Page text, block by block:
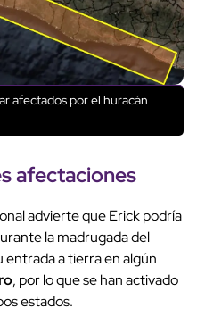
afectados por el huracán
afectaciones
advierte que Erick podría
la madrugada del
entrada a tierra en algún
, por lo que se han activado
estados.